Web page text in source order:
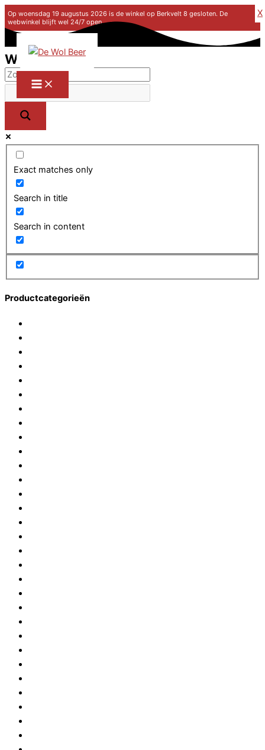
Op woensdag 19 augustus 2026 is de winkel op Berkvelt 8 gesloten. De
webwinkel blijft wel 24/7 open.
X
Winkel
Exact matches only
Search in title
Search in content
Productcategorieën